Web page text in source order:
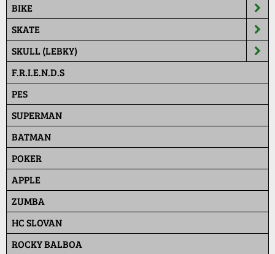
BIKE
SKATE
SKULL (LEBKY)
F.R.I.E.N.D.S
PES
SUPERMAN
BATMAN
POKER
APPLE
ZUMBA
HC SLOVAN
ROCKY BALBOA